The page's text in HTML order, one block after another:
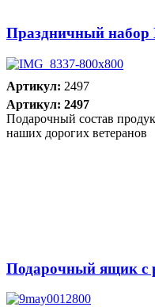
Праздничный
Артикул: 2497
Артикул: 2497
Подарочный состав
наших дорогих ветеранов
Подарочный ящик с